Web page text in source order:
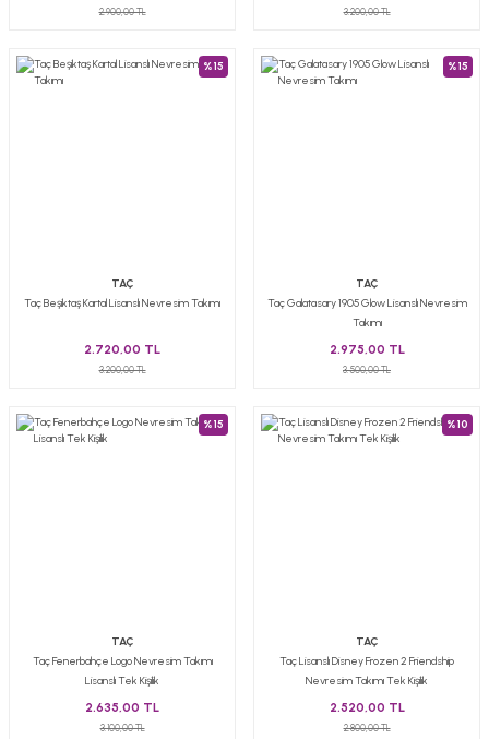
2.900,00 TL 3.200,00 TL
%15
TAÇ
Taç Beşiktaş Kartal Lisanslı Nevresim Takımı
2.720,00 TL
3.200,00 TL
%15
TAÇ
Taç Galatasary 1905 Glow Lisanslı Nevresim
Takımı
2.975,00 TL
3.500,00 TL
%15
TAÇ
Taç Fenerbahçe Logo Nevresim Takımı
Lisanslı Tek Kişilik
2.635,00 TL
3.100,00 TL
%10
TAÇ
Taç Lisanslı Disney Frozen 2 Friendship
Nevresim Takımı Tek Kişilik
2.520,00 TL
2.800,00 TL